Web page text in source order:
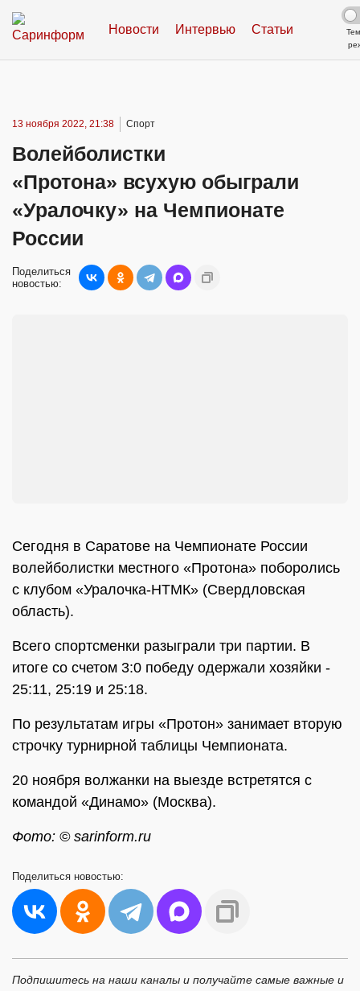
Новости Интервью Статьи
13 ноября 2022, 21:38 Спорт
Волейболистки
«Протона» всухую обыграли
«Уралочку» на Чемпионате
России
Поделиться
новостью:
Сегодня в Саратове на Чемпионате России
волейболистки местного «Протона» поборолись
с клубом «Уралочка-НТМК» (Свердловская
область).
Всего спортсменки разыграли три партии. В
итоге со счетом 3:0 победу одержали хозяйки -
25:11, 25:19 и 25:18.
По результатам игры «Протон» занимает вторую
строчку турнирной таблицы Чемпионата.
20 ноября волжанки на выезде встретятся с
командой «Динамо» (Москва).
Фото: © sarinform.ru
Поделиться новостью:
Подпишитесь на наши каналы и получайте самые важные и